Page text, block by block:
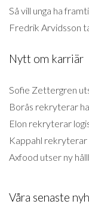
Så vill unga ha
Fredrik Arvidsson
Nytt om karriär
Sofie Zettergren
Borås rekryterar
Elon rekryterar
Kappahl rekryterar
Axfood utser ny
Våra senaste